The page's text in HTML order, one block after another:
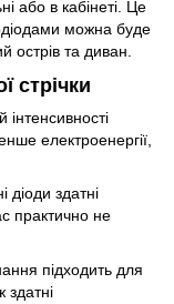
або в кабінеті. Це
можна буде
острів та диван.
стрічки
інтенсивності
електроенергії,
діоди здатні
практично не
підходить для
здатні